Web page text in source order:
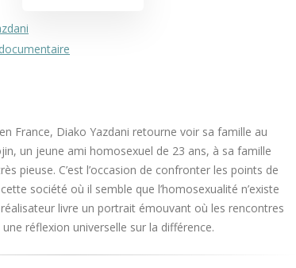
France, Diako Yazdani retourne voir sa famille au
un jeune ami homosexuel de 23 ans, à sa famille
pieuse. C’est l’occasion de confronter les points de
société où il semble que l’homosexualité n’existe
livre un portrait émouvant où les rencontres
réflexion universelle sur la différence.